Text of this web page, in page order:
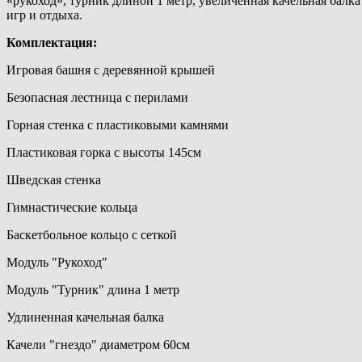
игр и отдыха.
Комплектация:
Игровая башня с деревянной крышей
Безопасная лестница с перилами
Горная стенка с пластиковыми камнями
Пластиковая горка с высоты 145см
Шведская стенка
Гимнастические кольца
Баскетбольное кольцо с сеткой
Модуль "Рукоход"
Модуль "Турник" длина 1 метр
Удлиненная качельная балка
Качели "гнездо" диаметром 60см